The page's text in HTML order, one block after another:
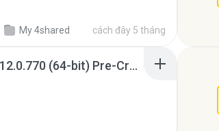
My 4shared cách đây 5 tháng
Sony Vegas Pro 12.0.770 (64-bit) Pre-Cracked.zip